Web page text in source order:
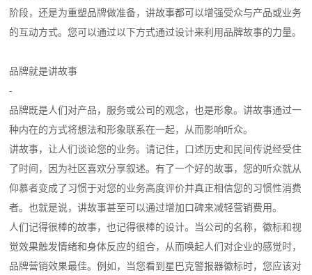
阶段，还是为重塑品牌做准备，讲故事都可以增强受众与产品或业务
的互动方式。您可以通过以下方式通过设计来利用品牌故事的力量。
品牌就是讲故事
-
品牌既是人们对产品，服务或公司的观念，也是形象。讲故事通过一
种内在的方式将想法和形象联系在一起，从而影响听众。
讲故事，让人们谈论您的业务。请记住，口述历史和民间传说经受住
了时间，因为社区喜欢分享叙述。有了一个好的故事，您的听众就从
仰慕者变成了习惯于对您的业务高度评价并真正相信您的习惯性消费
者。也就是说，讲故事甚至可以通过增加口碑来减轻营销费用。
人们记得很棒的故事，也记得很棒的设计。当公司的名称，徽标和视
觉效果触发情绪和身体反应的组合，从而唤起人们对企业的感觉时，
品牌营销效果最佳。例如，当您看到星巴克警报器徽标时，您应该对